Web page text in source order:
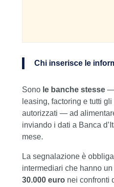
Chi inserisce le
Sono le banche stesse—
leasing, factoring e tutti
autorizzati — ad
inviando i dati a Banca
mese.
La segnalazione è
intermediari che hanno
30.000 euronei confronti